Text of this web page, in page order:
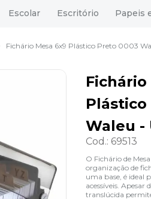
Escolar Escritório Papeis
Fichário Mesa 6x9 Plástico Preto 0003
Fichário
Waleu -
Cod.: 69513
O Fichário de
organização de
uma base, é ideal
acessíveis.
translúcida